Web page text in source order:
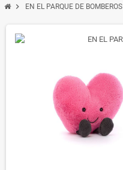
chevron_right EN EL PARQUE DE BOMBEROS